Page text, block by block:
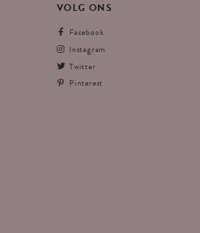
VOLG ONS
Facebook
Instagram
Twitter
Pinterest